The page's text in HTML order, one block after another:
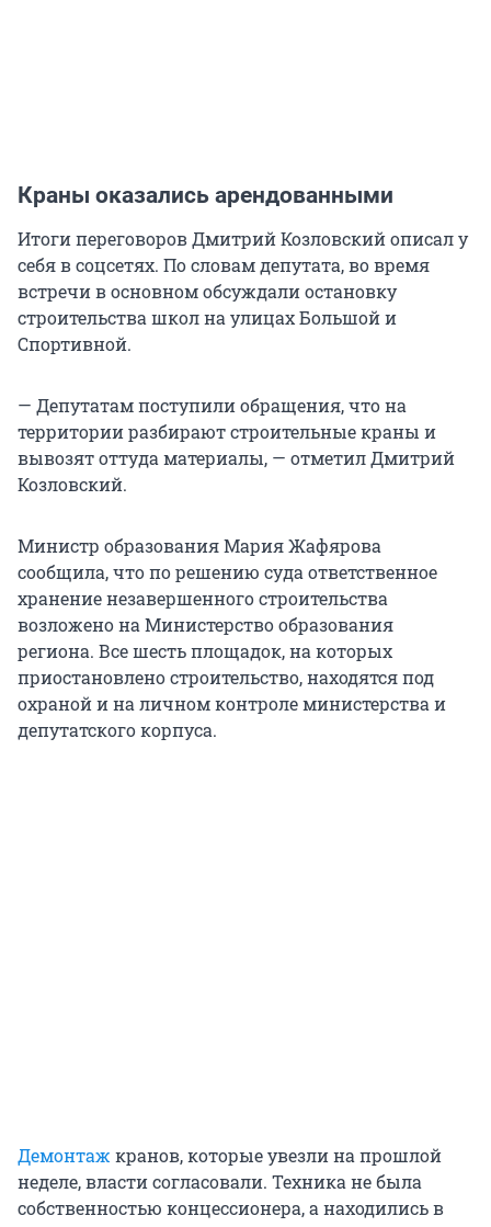
Краны оказались арендованными
Итоги переговоров Дмитрий Козловский описал у
себя в соцсетях. По словам депутата, во время
встречи в основном обсуждали остановку
строительства школ на улицах Большой и
Спортивной.
— Депутатам поступили обращения, что на
территории разбирают строительные краны и
вывозят оттуда материалы, — отметил Дмитрий
Козловский.
Министр образования Мария Жафярова
сообщила, что по решению суда ответственное
хранение незавершенного строительства
возложено на Министерство образования
региона. Все шесть площадок, на которых
приостановлено строительство, находятся под
охраной и на личном контроле министерства и
депутатского корпуса.
Демонтаж кранов, которые увезли на прошлой
неделе, власти согласовали. Техника не была
собственностью концессионера, а находились в